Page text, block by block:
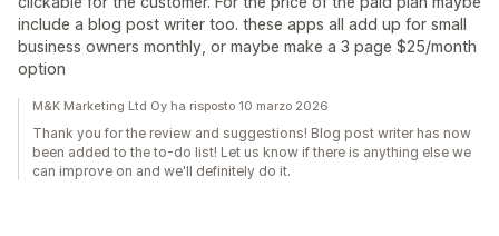
include a blog post writer too. these apps all add up for small
business owners monthly, or maybe make a 3 page $25/month
option
M&K Marketing Ltd Oy ha risposto 10 marzo 2026
Thank you for the review and suggestions! Blog post writer has now
been added to the to-do list! Let us know if there is anything else we
can improve on and we'll definitely do it.